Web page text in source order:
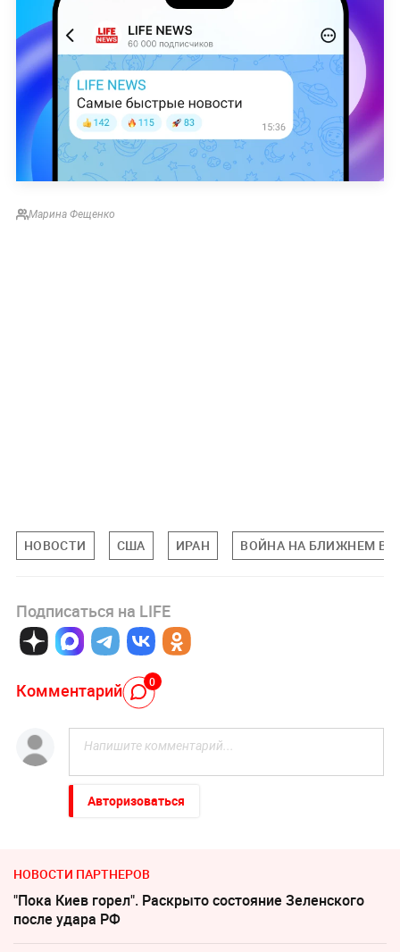
Марина Фещенко
НОВОСТИ США ИРАН ВОЙНА НА БЛИЖНЕМ
Подписаться на LIFE
Комментарий 0
Авторизоваться
НОВОСТИ ПАРТНЕРОВ
"Пока Киев горел". Раскрыто состояние Зеленского
после удара РФ